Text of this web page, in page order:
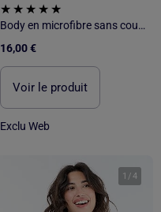
Body en microfibre sans coutures
16,00 €
Voir le produit
Exclu Web
1 /4